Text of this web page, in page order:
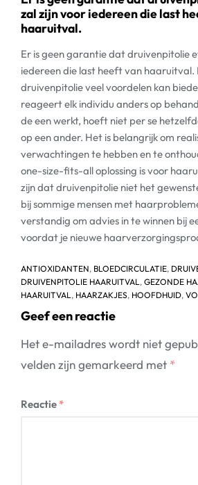
zal zijn voor iedereen die last
haaruitval.
Er is geen garantie dat druivenpitolie
iedereen die last heeft van haaruitval.
druivenpitolie veel voordelen kan
reageert elk individu anders op
de een werkt, hoeft niet per se
op een ander. Het is belangrijk om
verwachtingen te hebben en te
one-size-fits-all oplossing is voor
zijn dat druivenpitolie niet het
bij sommige mensen met
verstandig om advies in te winnen bij
voordat je nieuwe
ANTIOXIDANTEN, BLOEDCIRCULATIE,
DRUIVENPITOLIE HAARUITVAL , GEZONDE
HAARUITVAL , HAARZAKJES, HOOFDHUID,
Geef een reactie
Het e-mailadres wordt niet
velden zijn gemarkeerd met *
Reactie *